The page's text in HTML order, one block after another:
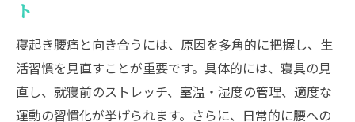
ト
寝起き腰痛と向き合うには、原因を多角的に把握し、生
活習慣を見直すことが重要です。具体的には、寝具の見
直し、就寝前のストレッチ、室温・湿度の管理、適度な
運動の習慣化が挙げられます。さらに、日常的に腰への